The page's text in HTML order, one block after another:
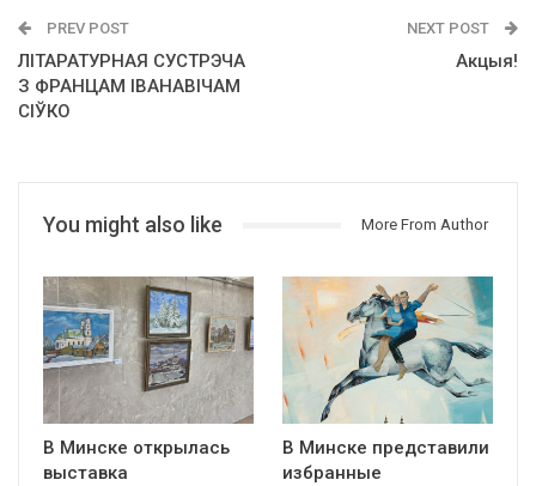
PREV POST
ЛІТАРАТУРНАЯ СУСТРЭЧА
З ФРАНЦАМ ІВАНАВІЧАМ
СІЎКО
NEXT POST
Акцыя!
You might also like More From Author
В Минске открылась
выставка
В Минске представили
избранные